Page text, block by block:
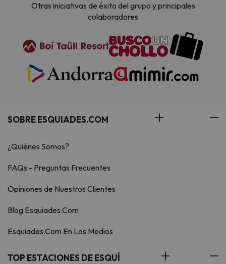
Otras iniciativas de éxito del grupo y principales
colaboradores
SOBRE ESQUIADES.COM
¿Quiénes Somos?
FAQs - Preguntas Frecuentes
Opiniones de Nuestros Clientes
Blog Esquiades.Com
Esquiades.Com En Los Medios
TOP ESTACIONES DE ESQUÍ